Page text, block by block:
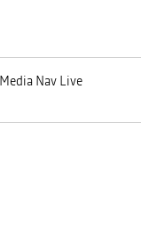
Media Nav Live